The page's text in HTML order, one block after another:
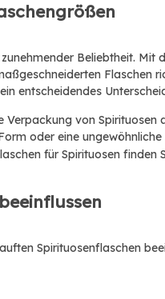
Beliebtheit.
entscheidendes
von
oder eine
für Spirituosen finden
Spirituosenflaschen